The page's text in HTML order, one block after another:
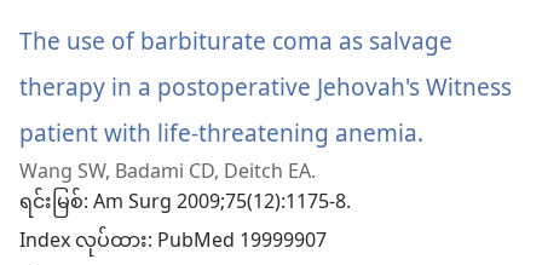
တယ်)
နေ
ပါ
တယ်)
The use of barbiturate coma as salvage
therapy in a postoperative Jehovah's Witness
patient with life-threatening anemia.
Wang SW, Badami CD, Deitch EA.
ရင်းမြစ်‎: Am Surg 2009;75(12):1175-8.
Index လုပ်ထား‎: PubMed 19999907